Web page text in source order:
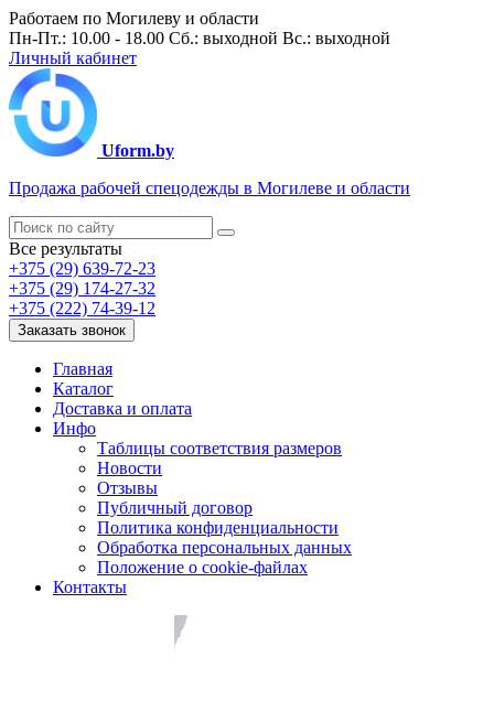
Работаем по Могилеву и области
Пн-Пт.: 10.00 - 18.00 Сб.: выходной Вс.: выходной
Личный кабинет
Uform.by
Продажа рабочей спецодежды в Могилеве и области
Все результаты
+375 (29) 639-72-23
+375 (29) 174-27-32
+375 (222) 74-39-12
Заказать звонок
Главная
Каталог
Доставка и оплата
Инфо
Таблицы соответствия размеров
Новости
Отзывы
Публичный договор
Политика конфиденциальности
Обработка персональных данных
Положение о cookie-файлах
Контакты